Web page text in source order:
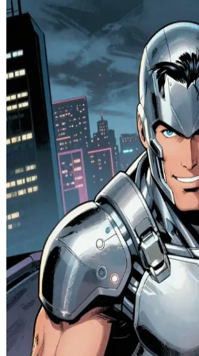
الحارس الحديدي (Iron
Guardian)